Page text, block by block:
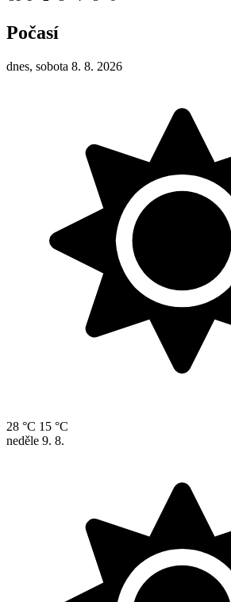
Počasí
dnes, sobota 8. 8. 2026
28 °C 15 °C
neděle 9. 8.